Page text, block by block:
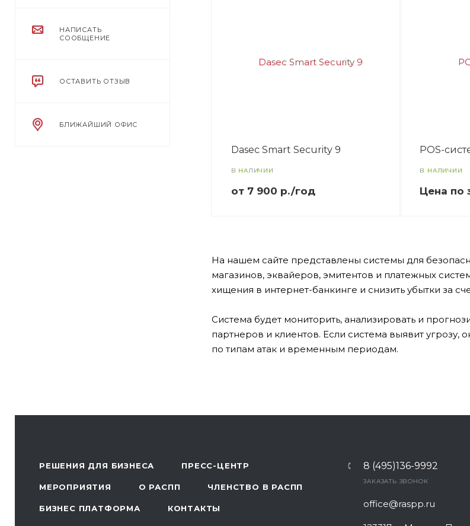
НАПИСАТЬ
СООБЩЕНИЕ
ОСТАВИТЬ ОТЗЫВ
БЛИЖАЙШИЙ ОФИС
Dasec Smart Security 9
В НАЛИЧИИ
от 7 900 р./год
POS-
В НАЛИЧИИ
Цена по
На нашем сайте представлены системы для
магазинов, эквайеров, эмитентов и платежных
хищения в интернет-банкинге и снизить убытки за
Система будет мониторить, анализировать и
партнеров и клиентов. Если система выявит угрозу,
по типам атак и временным периодам.
РЕШЕНИЯ ДЛЯ БИЗНЕСА ПРЕСС-ЦЕНТР
МЕРОПРИЯТИЯ О РАСПП ЧЛЕНСТВО В РАСПП
БИЗНЕС ПЛАТФОРМА КОНТАКТЫ
8 (495)136-9992
ЗАКАЗАТЬ ЗВОНОК
office@raspp.ru